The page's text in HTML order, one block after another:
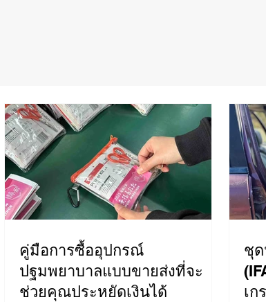
คู่มือการซื้ออุปกรณ์
ปฐมพยาบาลแบบขายส่งที่จะ
ช่วยคุณประหยัดเงินได้
ชุ
เก